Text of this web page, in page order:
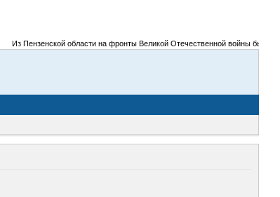
Из Пензенской области на фронты Великой Отечественной войны было